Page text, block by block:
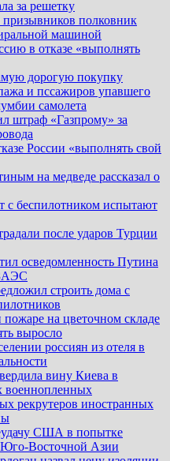
за решетку
полковник
машиной
в отказе «выполнять
дорогую покупку
и пссажиров упавшего
самолета
штраф «Газпрому» за
России «выполнять свой
на медведе рассказал о
с беспилотником испытают
после ударов Турции
осведомленность Путина
строить дома с
на цветочном складе
выросло
россиян из отеля в
вину Киева в
военнопленных
рекрутеров иностранных
США в попытке
Восточной Азии